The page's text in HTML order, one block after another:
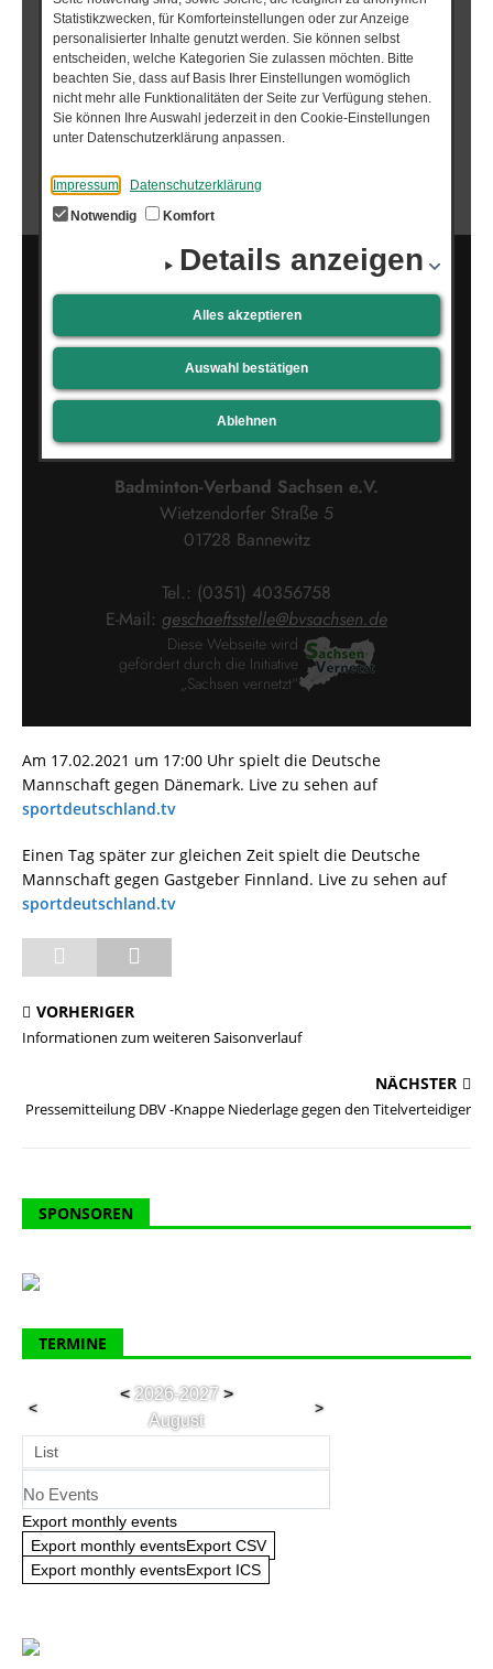
Am 17.02.2021 um 17:00 Uhr spielt die Deutsche
Mannschaft gegen Dänemark. Live zu sehen auf
sportdeutschland.tv
Einen Tag später zur gleichen Zeit spielt die Deutsche
Mannschaft gegen Gastgeber Finnland. Live zu sehen auf
sportdeutschland.tv
VORHERIGER
Informationen zum weiteren Saisonverlauf
NÄCHSTER
Pressemitteilung DBV -Knappe Niederlage gegen den Titelverteidiger
SPONSOREN
TERMINE
<
<2026-2027 >
August
>
List
No Events
Export monthly events
Export monthly eventsExport CSV
Export monthly eventsExport ICS